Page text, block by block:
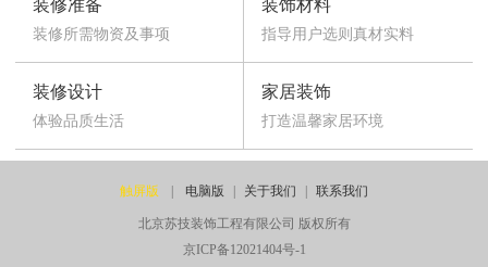
装修准备
装修所需物资及事项
装饰材料
指导用户选则真材实料
装修设计
体验品质生活
家居装饰
打造温馨家居环境
触屏版 电脑版 关于我们 联系我们
北京苏技装饰工程有限公司 版权所有
京ICP备12021404号-1